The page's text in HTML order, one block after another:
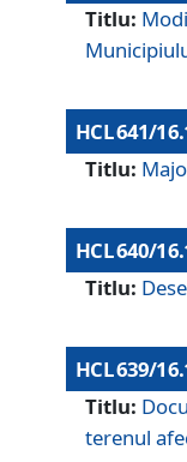
Titlu:
HCL 641/
Titlu:
HCL 640/
Titlu:
HCL 639/
Titlu:
terenul